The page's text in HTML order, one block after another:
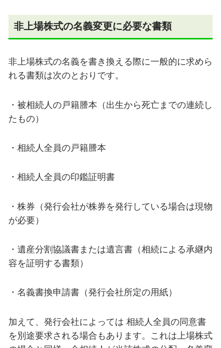
非上場株式の名義変更に必要な書類
非上場株式の名義を書き換える際に一般的に求めら
れる書類は次のとおりです。
・被相続人の戸籍謄本（出生から死亡までの連続し
たもの）
・相続人全員の戸籍謄本
・相続人全員の印鑑証明書
・株券（発行会社が株券を発行している場合は現物
が必要）
・遺産分割協議書または遺言書（相続による承継内
容を証明する書類）
・名義書換申請書（発行会社所定の用紙）
加えて、発行会社によっては 相続人全員の同意書
を別途要求される場合もあります。これは上場株式